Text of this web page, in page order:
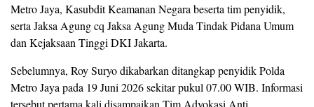
Metro Jaya, Kasubdit Keamanan Negara beserta tim penyidik,
serta Jaksa Agung cq Jaksa Agung Muda Tindak Pidana Umum
dan Kejaksaan Tinggi DKI Jakarta.
Sebelumnya, Roy Suryo dikabarkan ditangkap penyidik Polda
Metro Jaya pada 19 Juni 2026 sekitar pukul 07.00 WIB. Informasi
tersebut pertama kali disampaikan Tim Advokasi Anti